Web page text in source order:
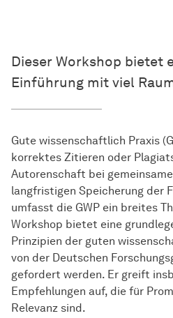
Dieser Workshop bietet
Einführung mit viel
Gute wissenschaftlich Praxis
korrektes Zitieren oder
Autorenschaft bei
langfristigen Speicherung der
umfasst die GWP ein breites
Workshop bietet eine
Prinzipien der guten
von der Deutschen
gefordert werden. Er greift
Empfehlungen auf, die für
Relevanz sind.